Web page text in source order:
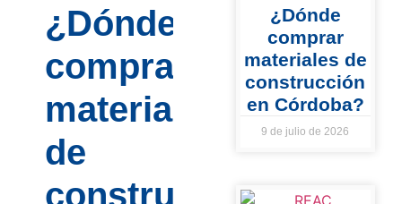
¿Dónde
comprar
materiales
de
construcción
¿Dónde
comprar
materiales de
construcción
en Córdoba?
9 de julio de 2026